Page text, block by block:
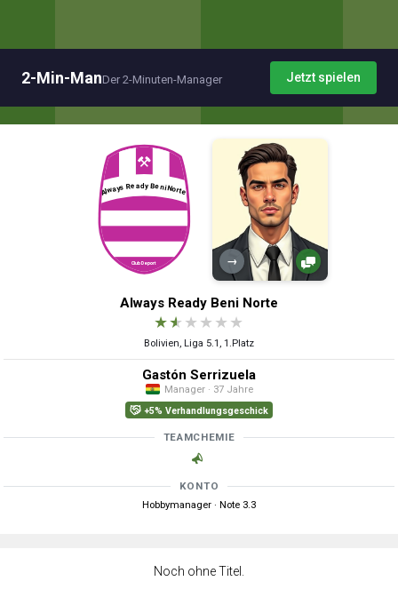
2-Min-ManDer 2-Minuten-Manager Jetzt spielen
→
Always Ready Beni Norte
★★ ★ ★ ★ ★
Bolivien, Liga 5.1, 1.Platz
Gastón Serrizuela
Manager · 37 Jahre
+5% Verhandlungsgeschick
TEAMCHEMIE
KONTO
Hobbymanager · Note 3.3
Noch ohne Titel.